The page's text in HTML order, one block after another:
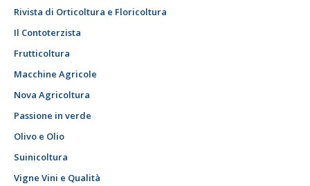
Rivista di Orticoltura e Floricoltura
Il Contoterzista
Frutticoltura
Macchine Agricole
Nova Agricoltura
Passione in verde
Olivo e Olio
Suinicoltura
Vigne Vini e Qualità